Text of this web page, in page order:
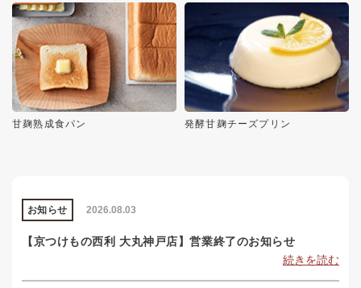
甘麹熟成食パン 発酵甘麹チーズプリン
2026.08.03
お知らせ
【京つけもの西利 大丸神戸店】営業終了のお知らせ
続きを読む